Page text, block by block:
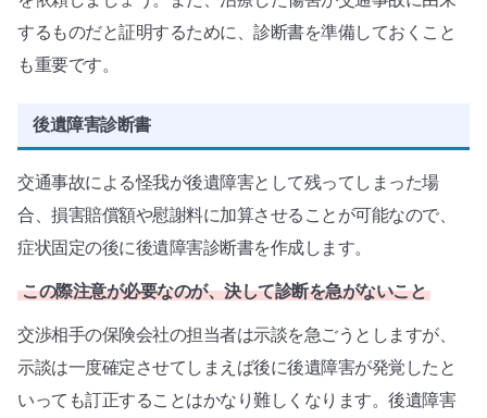
するものだと証明するために、診断書を準備しておくこと
も重要です。
後遺障害診断書
交通事故による怪我が後遺障害として残ってしまった場
合、損害賠償額や慰謝料に加算させることが可能なので、
症状固定の後に後遺障害診断書を作成します。
この際注意が必要なのが、決して診断を急がないこと
交渉相手の保険会社の担当者は示談を急ごうとしますが、
示談は一度確定させてしまえば後に後遺障害が発覚したと
いっても訂正することはかなり難しくなります。後遺障害